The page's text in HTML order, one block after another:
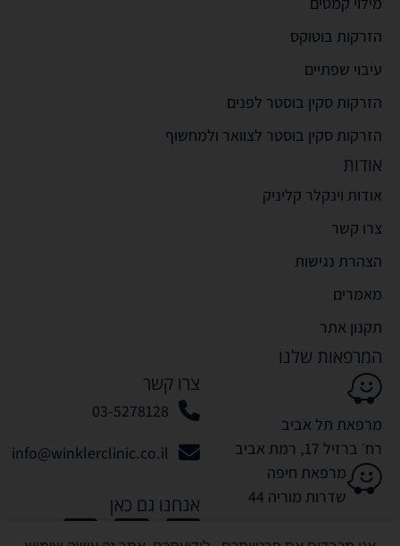
הזרקות בוטוקס
עיבוי שפתיים
הזרקות סקין בוסטר לפנים
הזרקות סקין בוסטר לצוואר ולמחשוף
אודות
אודות וינקלר קליניק
צרו קשר
הצהרת נגישות
מאמרים
תקנון אתר
המרפאות שלנו
מרפאת תל אביב
רח׳ ברזיל 17, רמת אביב
מרפאת חיפה
שדרות מוריה 44
צרו קשר
03-5278128
info@winklerclinic.co.il
אנחנו גם כאן